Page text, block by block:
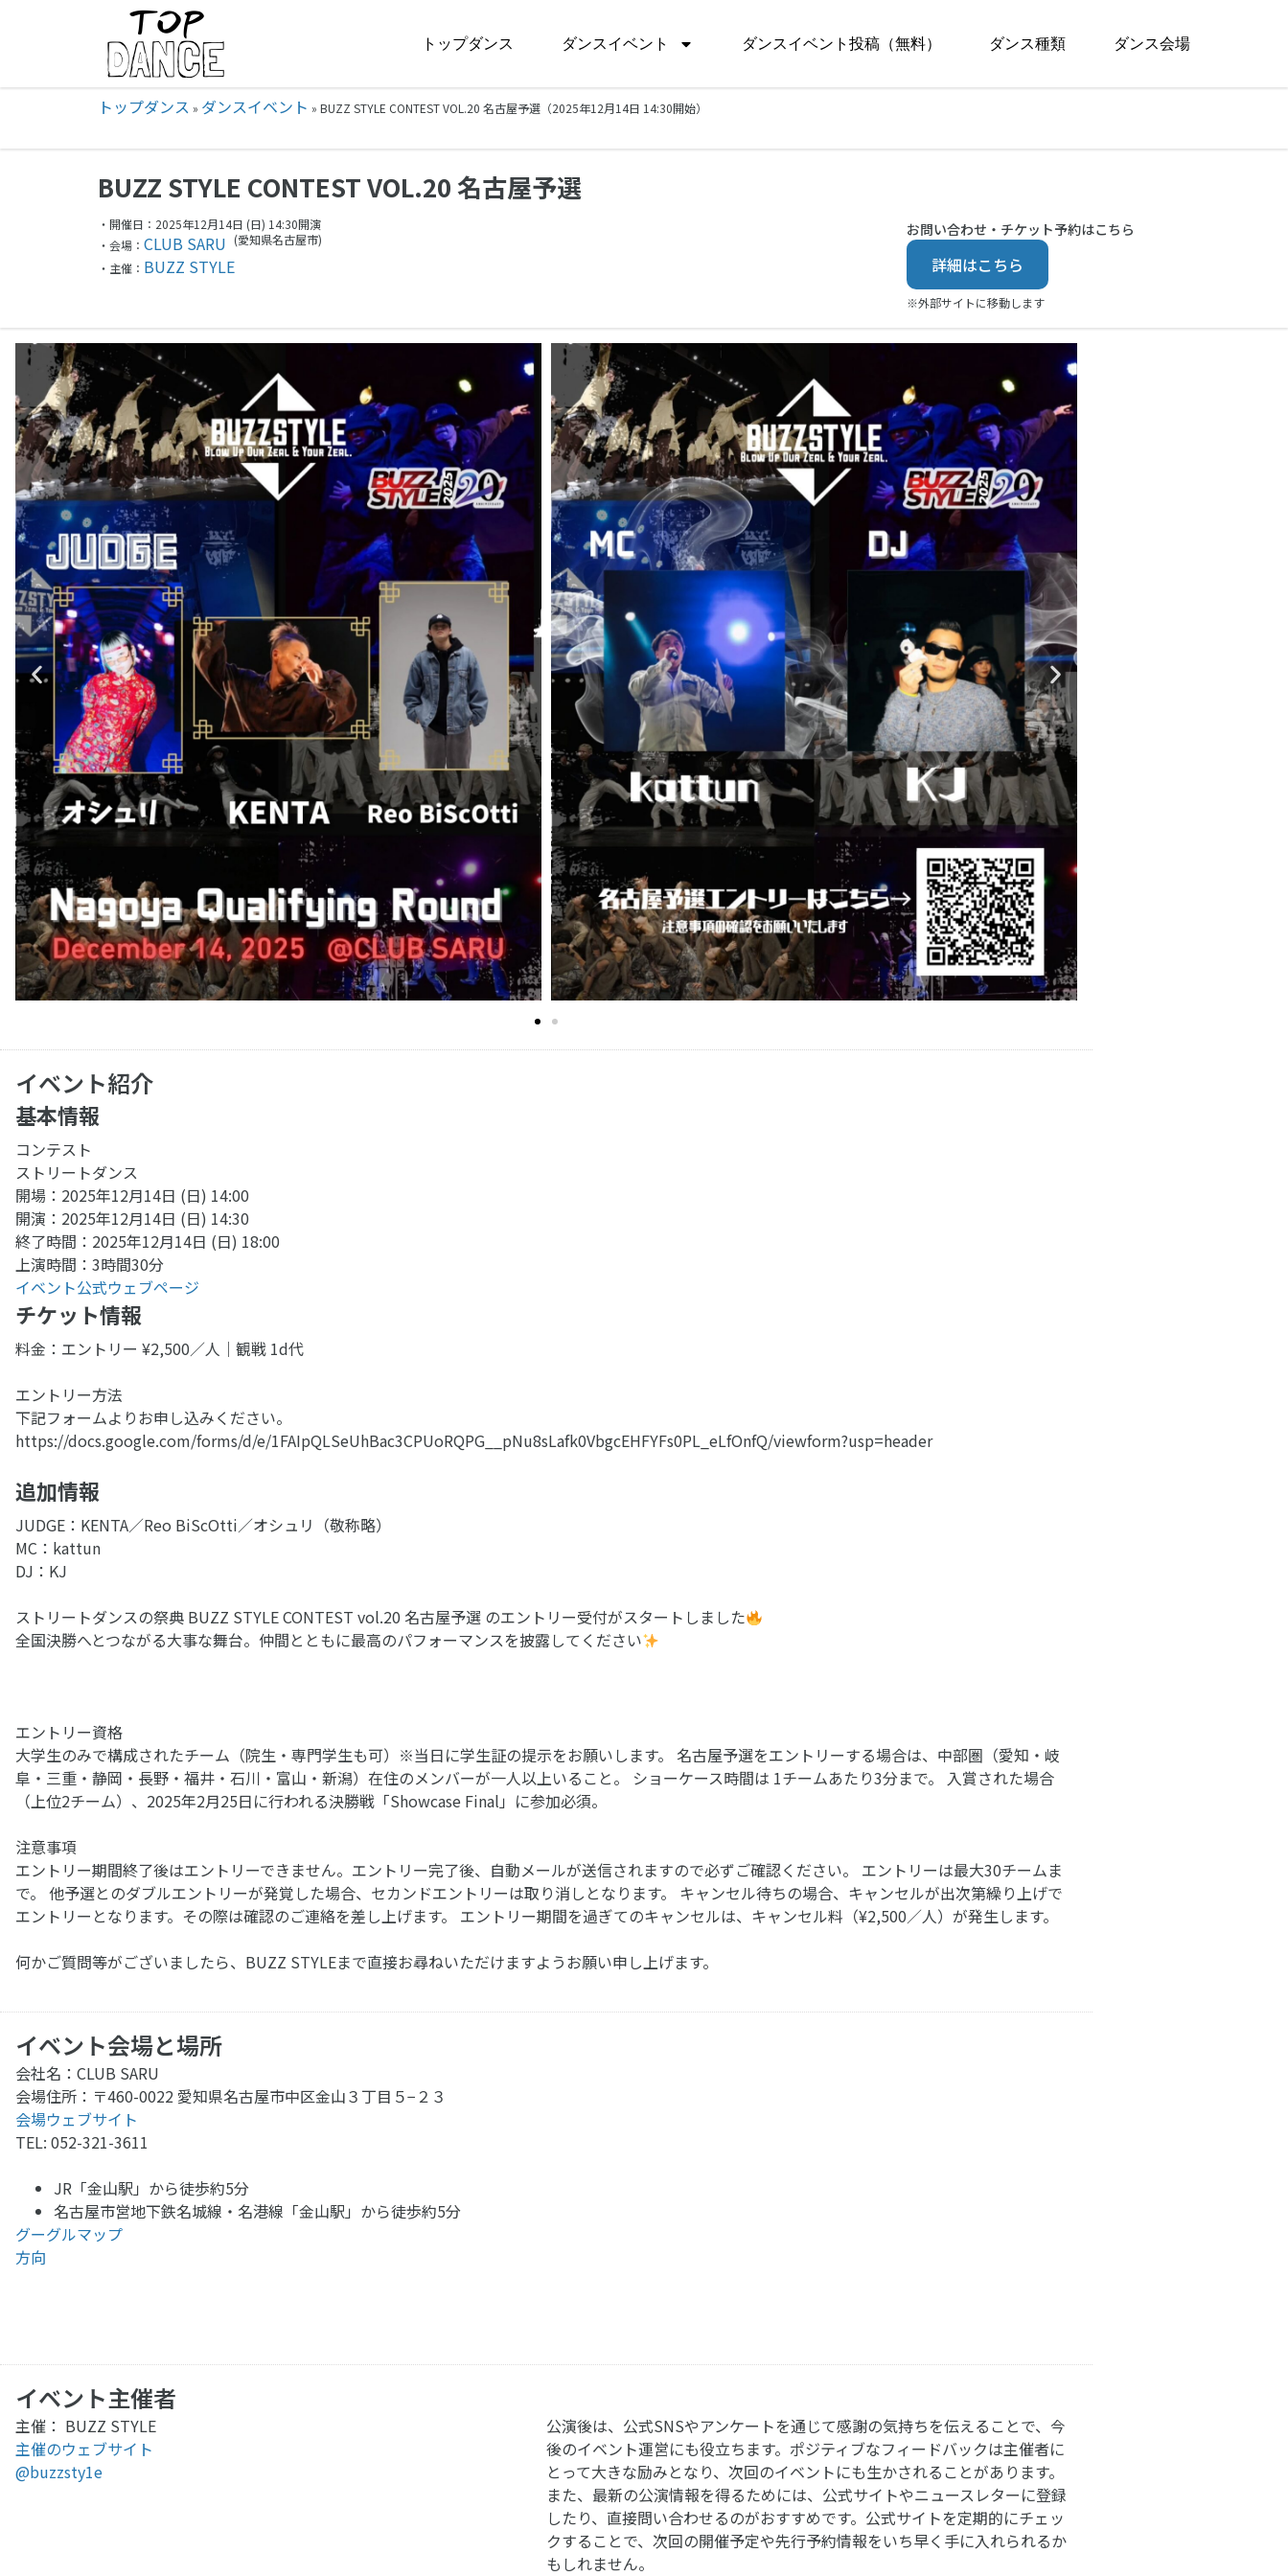
トップダンス ダンスイベント ダンスイベント投稿（無料） ダンス種類 ダンス会場
トップダンス » ダンスイベント » BUZZ STYLE CONTEST VOL.20 名古屋予選（2025年12月14日 14:30開始）
BUZZ STYLE CONTEST VOL.20 名古屋予選
・開催日：2025年12月14日 (日) 14:30開演
・会場： CLUB SARU (愛知県名古屋市)
・主催： BUZZ STYLE
お問い合わせ・チケット予約はこちら
詳細はこちら
※外部サイトに移動します
イベント紹介
基本情報
コンテスト
ストリートダンス
開場：2025年12月14日 (日) 14:00
開演：2025年12月14日 (日) 14:30
終了時間：2025年12月14日 (日) 18:00
上演時間：3時間30分
イベント公式ウェブページ
チケット情報
料金：エントリー ¥2,500／人｜観戦 1d代
エントリー方法
下記フォームよりお申し込みください。
https://docs.google.com/forms/d/e/1FAIpQLSeUhBac3CPUoRQPG__pNu8sLafk0VbgcEHFYFs0PL_eLfOnfQ/viewform?usp=header
追加情報
JUDGE：KENTA／Reo BiScOtti／オシュリ（敬称略）
MC：kattun
DJ：KJ
ストリートダンスの祭典 BUZZ STYLE CONTEST vol.20 名古屋予選 のエントリー受付がスタートしました
全国決勝へとつながる大事な舞台。仲間とともに最高のパフォーマンスを披露してください
エントリー資格
大学生のみで構成されたチーム（院生・専門学生も可）※当日に学生証の提示をお願いします。 名古屋予選をエントリーする場合は、中部圏（愛知・岐
阜・三重・静岡・長野・福井・石川・富山・新潟）在住のメンバーが一人以上いること。 ショーケース時間は 1チームあたり3分まで。 入賞された場合
（上位2チーム）、2025年2月25日に行われる決勝戦「Showcase Final」に参加必須。
注意事項
エントリー期間終了後はエントリーできません。エントリー完了後、自動メールが送信されますので必ずご確認ください。 エントリーは最大30チームま
で。 他予選とのダブルエントリーが発覚した場合、セカンドエントリーは取り消しとなります。 キャンセル待ちの場合、キャンセルが出次第繰り上げで
エントリーとなります。その際は確認のご連絡を差し上げます。 エントリー期間を過ぎてのキャンセルは、キャンセル料（¥2,500／人）が発生します。
何かご質問等がございましたら、BUZZ STYLEまで直接お尋ねいただけますようお願い申し上げます。
イベント会場と場所
会社名：CLUB SARU
会場住所：〒460-0022 愛知県名古屋市中区金山３丁目５−２３
会場ウェブサイト
TEL: 052-321-3611
JR「金山駅」から徒歩約5分
名古屋市営地下鉄名城線・名港線「金山駅」から徒歩約5分
グーグルマップ
方向
イベント主催者
主催： BUZZ STYLE
主催のウェブサイト
@buzzsty1e
公演後は、公式SNSやアンケートを通じて感謝の気持ちを伝えることで、今
後のイベント運営にも役立ちます。ポジティブなフィードバックは主催者に
とって大きな励みとなり、次回のイベントにも生かされることがあります。
また、最新の公演情報を得るためには、公式サイトやニュースレターに登録
したり、直接問い合わせるのがおすすめです。公式サイトを定期的にチェッ
クすることで、次回の開催予定や先行予約情報をいち早く手に入れられるか
もしれません。